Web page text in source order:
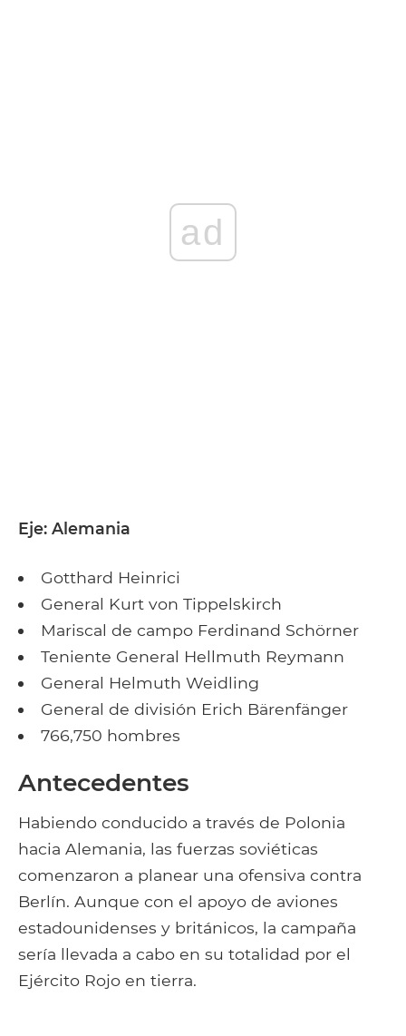
ad
Eje: Alemania
Gotthard Heinrici
General Kurt von Tippelskirch
Mariscal de campo Ferdinand Schörner
Teniente General Hellmuth Reymann
General Helmuth Weidling
General de división Erich Bärenfänger
766,750 hombres
Antecedentes
Habiendo conducido a través de Polonia
hacia Alemania, las fuerzas soviéticas
comenzaron a planear una ofensiva contra
Berlín. Aunque con el apoyo de aviones
estadounidenses y británicos, la campaña
sería llevada a cabo en su totalidad por el
Ejército Rojo en tierra.